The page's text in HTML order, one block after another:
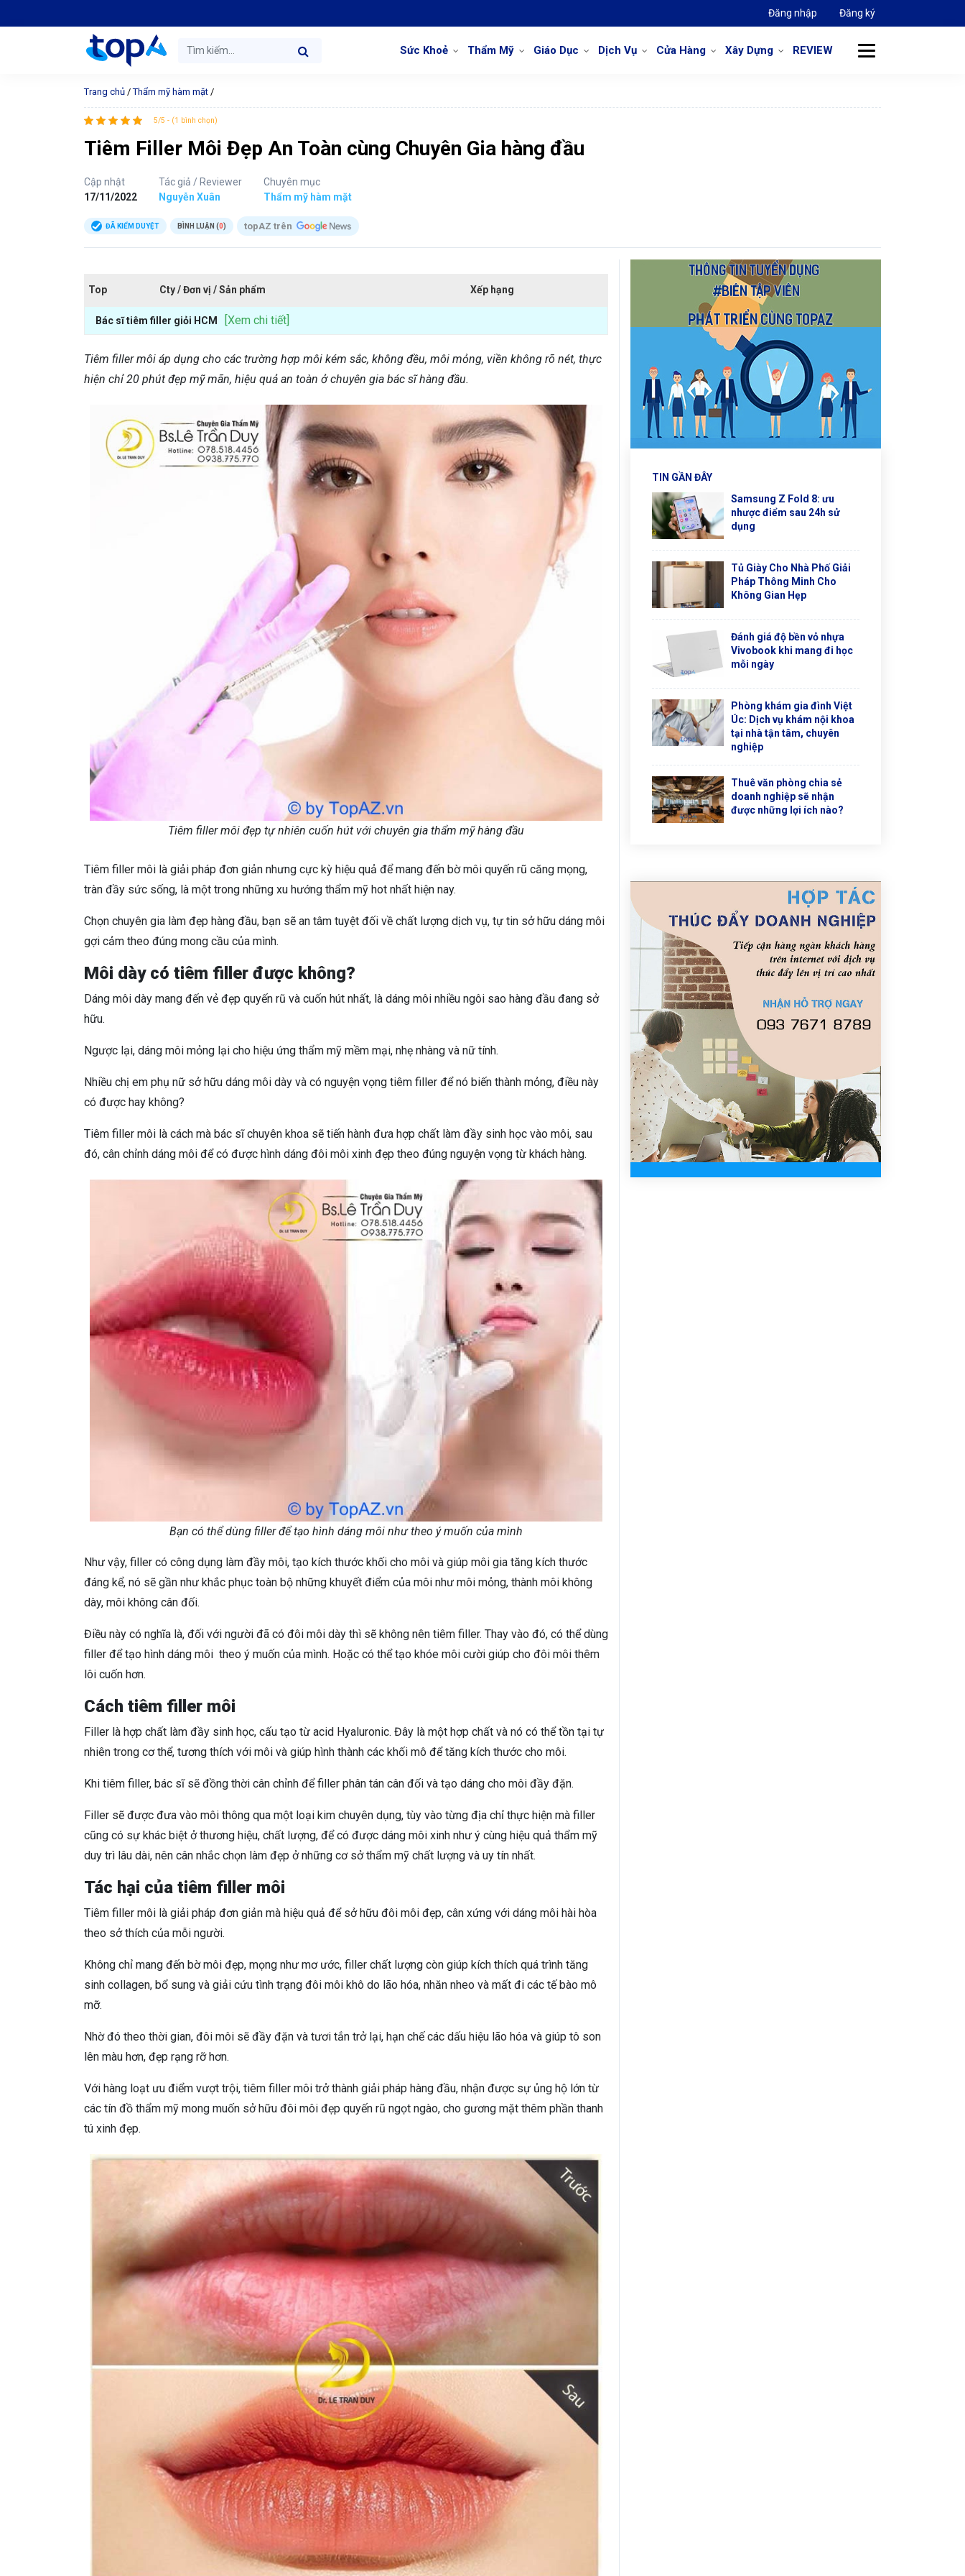
Đăng nhập Đăng ký
Sức Khoẻ Thẩm Mỹ Giáo Dục Dịch Vụ Cửa Hàng Xây Dựng REVIEW
Trang chủ /Thẩm mỹ hàm mặt /
5/5 - (1 bình chọn)
Tiêm Filler Môi Đẹp An Toàn cùng Chuyên Gia hàng đầu
Cập nhật
17/11/2022
Tác giả / Reviewer
Nguyễn Xuân
Chuyên mục
Thẩm mỹ hàm mặt
ĐÃ KIỂM DUYỆT BÌNH LUẬN (0) topAZ trên
Top Cty / Đơn vị / Sản phẩm Xếp hạng
Bác sĩ tiêm filler giỏi HCM [Xem chi tiết]
Tiêm filler môi áp dụng cho các trường hợp môi kém sắc, không đều, môi mỏng, viền không rõ nét, thực
hiện chỉ 20 phút đẹp mỹ mãn, hiệu quả an toàn ở chuyên gia bác sĩ hàng đầu.
Tiêm filler môi đẹp tự nhiên cuốn hút với chuyên gia thẩm mỹ hàng đầu
Tiêm filler môi là giải pháp đơn giản nhưng cực kỳ hiệu quả để mang đến bờ môi quyến rũ căng mọng,
tràn đầy sức sống, là một trong những xu hướng thẩm mỹ hot nhất hiện nay.
Chọn chuyên gia làm đẹp hàng đầu, bạn sẽ an tâm tuyệt đối về chất lượng dịch vụ, tự tin sở hữu dáng môi
gợi cảm theo đúng mong cầu của mình.
Môi dày có tiêm filler được không?
Dáng môi dày mang đến vẻ đẹp quyến rũ và cuốn hút nhất, là dáng môi nhiều ngôi sao hàng đầu đang sở
hữu.
Ngược lại, dáng môi mỏng lại cho hiệu ứng thẩm mỹ mềm mại, nhẹ nhàng và nữ tính.
Nhiều chị em phụ nữ sở hữu dáng môi dày và có nguyện vọng tiêm filler để nó biến thành mỏng, điều này
có được hay không?
Tiêm filler môi là cách mà bác sĩ chuyên khoa sẽ tiến hành đưa hợp chất làm đầy sinh học vào môi, sau
đó, cân chỉnh dáng môi để có được hình dáng đôi môi xinh đẹp theo đúng nguyện vọng từ khách hàng.
Bạn có thể dùng filler để tạo hình dáng môi như theo ý muốn của mình
Như vậy, filler có công dụng làm đầy môi, tạo kích thước khối cho môi và giúp môi gia tăng kích thước
đáng kể, nó sẽ gần như khắc phục toàn bộ những khuyết điểm của môi như môi mỏng, thành môi không
dày, môi không cân đối.
Điều này có nghĩa là, đối với người đã có đôi môi dày thì sẽ không nên tiêm filler. Thay vào đó, có thể dùng
filler để tạo hình dáng môi theo ý muốn của mình. Hoặc có thể tạo khóe môi cười giúp cho đôi môi thêm
lôi cuốn hơn.
Cách tiêm filler môi
Filler là hợp chất làm đầy sinh học, cấu tạo từ acid Hyaluronic. Đây là một hợp chất và nó có thể tồn tại tự
nhiên trong cơ thể, tương thích với môi và giúp hình thành các khối mô để tăng kích thước cho môi.
Khi tiêm filler, bác sĩ sẽ đồng thời cân chỉnh để filler phân tán cân đối và tạo dáng cho môi đầy đặn.
Filler sẽ được đưa vào môi thông qua một loại kim chuyên dụng, tùy vào từng địa chỉ thực hiện mà filler
cũng có sự khác biệt ở thương hiệu, chất lượng, để có được dáng môi xinh như ý cùng hiệu quả thẩm mỹ
duy trì lâu dài, nên cân nhắc chọn làm đẹp ở những cơ sở thẩm mỹ chất lượng và uy tín nhất.
Tác hại của tiêm filler môi
Tiêm filler môi là giải pháp đơn giản mà hiệu quả để sở hữu đôi môi đẹp, cân xứng với dáng môi hài hòa
theo sở thích của mỗi người.
Không chỉ mang đến bờ môi đẹp, mọng như mơ ước, filler chất lượng còn giúp kích thích quá trình tăng
sinh collagen, bổ sung và giải cứu tình trạng đôi môi khô do lão hóa, nhăn nheo và mất đi các tế bào mô
mỡ.
Nhờ đó theo thời gian, đôi môi sẽ đầy đặn và tươi tắn trở lại, hạn chế các dấu hiệu lão hóa và giúp tô son
lên màu hơn, đẹp rạng rỡ hơn.
Với hàng loạt ưu điểm vượt trội, tiêm filler môi trở thành giải pháp hàng đầu, nhận được sự ủng hộ lớn từ
các tín đồ thẩm mỹ mong muốn sở hữu đôi môi đẹp quyến rũ ngọt ngào, cho gương mặt thêm phần thanh
tú xinh đẹp.
TIN GẦN ĐÂY
Samsung Z Fold 8: ưu
nhược điểm sau 24h sử
dụng
Tủ Giày Cho Nhà Phố Giải
Pháp Thông Minh Cho
Không Gian Hẹp
Đánh giá độ bền vỏ nhựa
Vivobook khi mang đi học
mỗi ngày
Phòng khám gia đình Việt
Úc: Dịch vụ khám nội khoa
tại nhà tận tâm, chuyên
nghiệp
Thuê văn phòng chia sẻ
doanh nghiệp sẽ nhận
được những lợi ích nào?